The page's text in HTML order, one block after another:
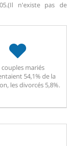
(Il n'existe pas de
couples mariés
54,1% de la
les divorcés 5,8%.